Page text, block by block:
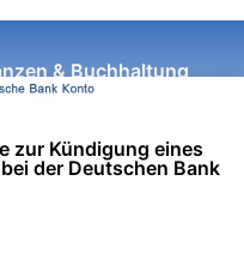
& Buchhaltung
zur Kündigung eines
der Deutschen Bank